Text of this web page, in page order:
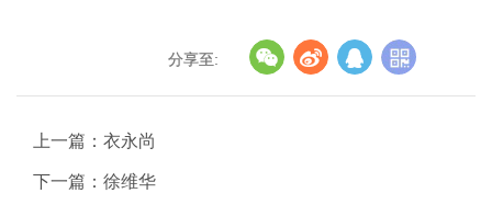
分享至:
上一篇：衣永尚
下一篇：徐维华